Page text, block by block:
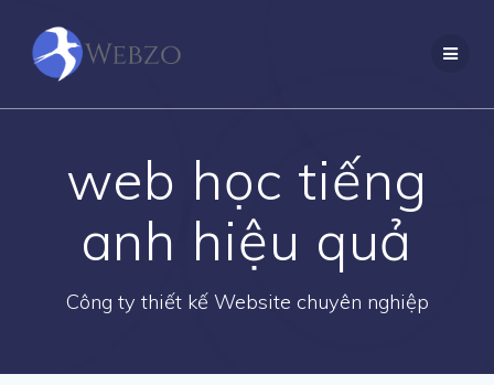
web học tiếng
anh hiệu quả
Công ty thiết kế Website chuyên nghiệp